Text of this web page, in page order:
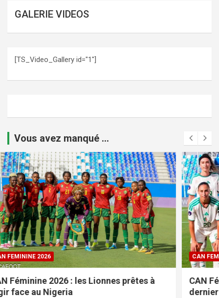
GALERIE VIDEOS
[TS_Video_Gallery id="1"]
Vous avez manqué ...
CAN FEMININE 2026
CAN Féminine 2026 : l’Algérie dans le
dernier carré